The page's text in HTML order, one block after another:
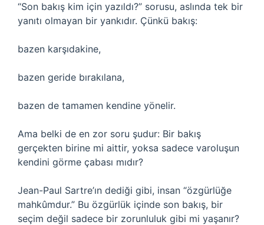
“Son bakış kim için yazıldı?” sorusu, aslında tek bir
yanıtı olmayan bir yankıdır. Çünkü bakış:
bazen karşıdakine,
bazen geride bırakılana,
bazen de tamamen kendine yönelir.
Ama belki de en zor soru şudur: Bir bakış
gerçekten birine mi aittir, yoksa sadece varoluşun
kendini görme çabası mıdır?
Jean-Paul Sartre’ın dediği gibi, insan “özgürlüğe
mahkûmdur.” Bu özgürlük içinde son bakış, bir
seçim değil sadece bir zorunluluk gibi mi yaşanır?